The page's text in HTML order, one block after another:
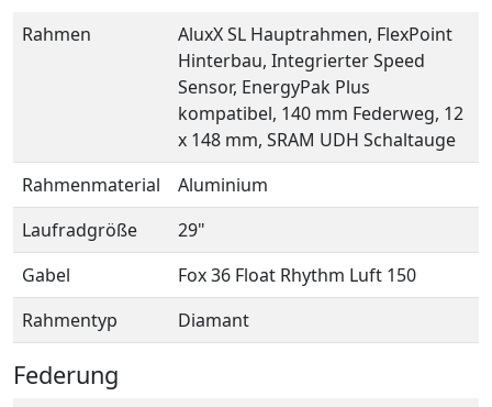
Rahmen
AluxX SL Hauptrahmen, FlexPoint
Hinterbau, Integrierter Speed
Sensor, EnergyPak Plus
kompatibel, 140 mm Federweg, 12
x 148 mm, SRAM UDH Schaltauge
Rahmenmaterial
Aluminium
Laufradgröße
29"
Gabel
Fox 36 Float Rhythm Luft 150
Rahmentyp
Diamant
Federung